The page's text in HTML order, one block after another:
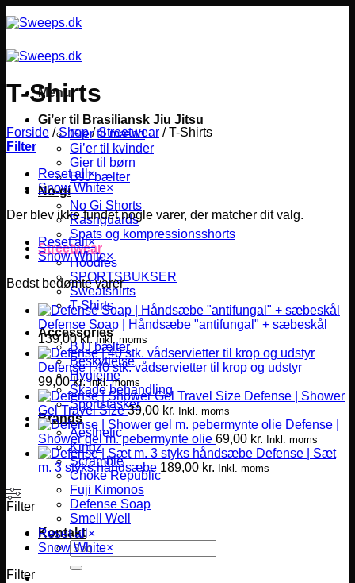
til
Menu
Gi’er til Brasiliansk Jiu Jitsu
Gier til mænd
Gi’er til kvinder
Gier til børn
BJJ bælter
No-gi
No Gi Shorts
Rashguards
Spats og kompressionsshorts
Streetwear
Hoodies
SPORTSBUKSER
Sweatshirts
T-Shirts
Accessories
BJJ bælter
Beskyttelse
Hygiejne
Skade behandling
Sportstasker
Brands
Aesthetic
Kingz
Scramble
Choke Republic
Fuji Kimonos
Defense Soap
Smell Well
Kontakt
Søg
efter:
T-Shirts
Forside / Shop / Streetwear /T-Shirts
Filter
Reset all×
Snow White×
Der blev ikke fundet nogle varer, der matcher dit valg.
Reset all×
Snow White×
Bedst bedømte varer
Defense Soap | Håndsæbe "antifungal" + sæbeskål
139,00kr. Inkl. moms
Defense | 40 stk. vådservietter til krop og udstyr
99,00kr. Inkl. moms
Defense | Shower
Gel Travel Size 39,00 kr. Inkl. moms
Defense |
Shower gel m. pebermynte olie 69,00 kr. Inkl. moms
Defense | Sæt
m. 3 styks håndsæbe 189,00 kr. Inkl. moms
Filter
Reset all ×
Snow White×
Filter